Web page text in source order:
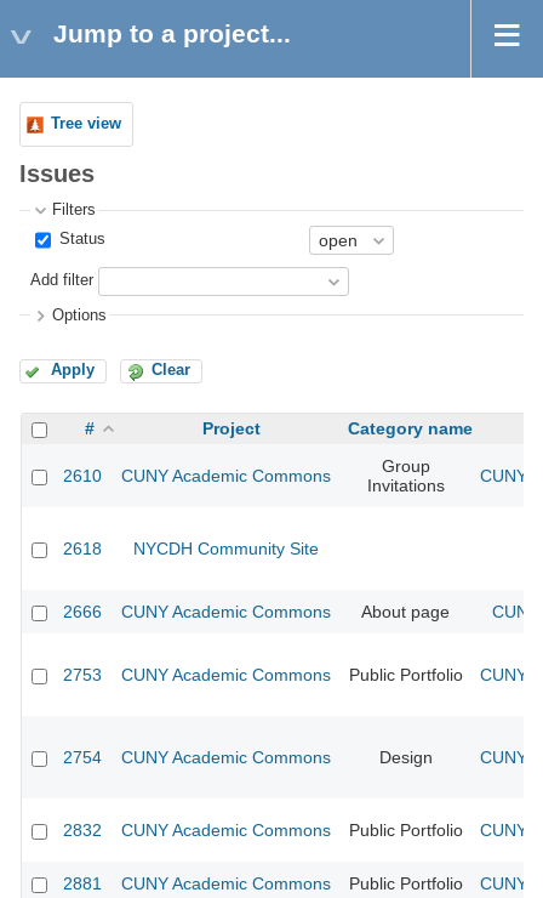
Jump to a project...
Tree view
Issues
Filters
Status
Add filter
Options
Apply Clear
# Project Category name
2610 CUNY Academic Commons
Group
Invitations
CUNY
2618 NYCDH Community Site
2666 CUNY Academic Commons About page
2753 CUNY Academic Commons Public Portfolio CUNY
2754 CUNY Academic Commons Design CUNY
2832 CUNY Academic Commons Public Portfolio CUNY
2881 CUNY Academic Commons Public Portfolio CUNY